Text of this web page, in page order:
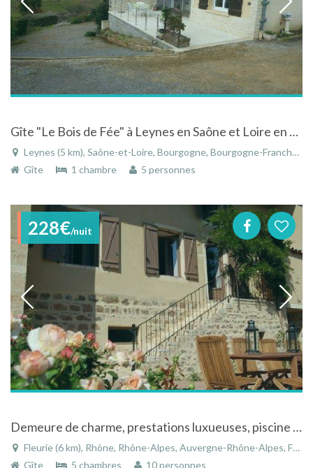
Gîte "Le Bois de Fée" à Leynes en Saône et Loire en Bourgogne dans village viticole
Leynes (5 km), Saône-et-Loire, Bourgogne, Bourgogne-Franche-Comté, France
Gîte
1 chambre 5 personnes
228€/nuit
Demeure de charme, prestations luxueuses, piscine chaufée au coeur du Beaujolais Rhône-Alpes
Fleurie (6 km), Rhône, Rhône-Alpes, Auvergne-Rhône-Alpes, France
Gîte
5 chambres 10 personnes